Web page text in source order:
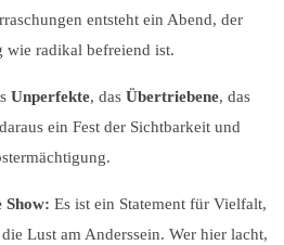
entsteht ein Abend, der
wie radikal befreiend ist.
Unperfekte, das Übertriebene, das
ein Fest der Sichtbarkeit und
Show: Es ist ein Statement für Vielfalt,
Lust am Anderssein. Wer hier lacht,